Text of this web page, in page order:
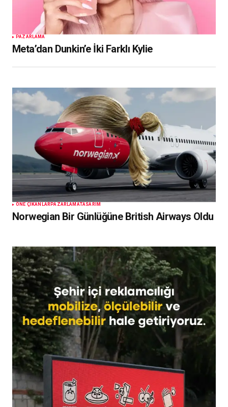
PAZARLAMA
Meta’dan Dunkin’e İki Farklı Kylie
ÖNE ÇIKANLAR PAZARLAMATASARIM
Norwegian Bir Günlüğüne British Airways Oldu